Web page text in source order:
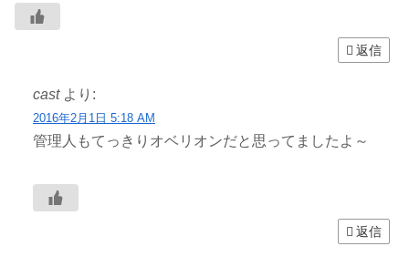
返信
cast より:
2016年2月1日 5:18 AM
管理人もてっきりオベリオンだと思ってましたよ～
返信